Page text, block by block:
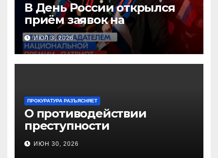
В День России открылся
приём заявок на
Национальную премию
«Патриот»
ИЮЛ 3, 2026
ПРОКУРАТУРА РАЗЪЯСНЯЕТ
О противодействии
преступности
несовершеннолетних и
нарушению их прав
ИЮН 30, 2026